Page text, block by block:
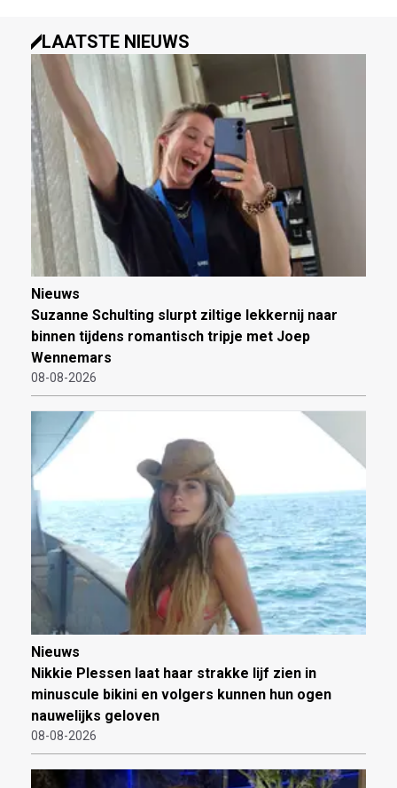
LAATSTE NIEUWS
Nieuws
Suzanne Schulting slurpt ziltige lekkernij naar
binnen tijdens romantisch tripje met Joep
Wennemars
08-08-2026
Nieuws
Nikkie Plessen laat haar strakke lijf zien in
minuscule bikini en volgers kunnen hun ogen
nauwelijks geloven
08-08-2026